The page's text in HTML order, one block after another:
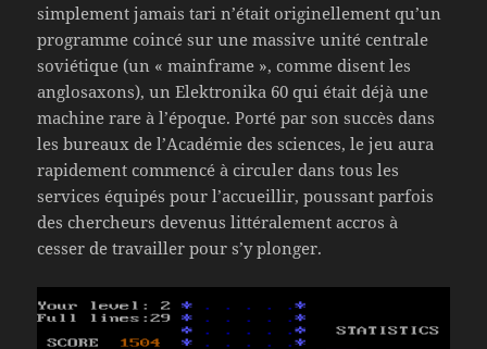
simplement jamais tari n’était originellement qu’un
programme coincé sur une massive unité centrale
soviétique (un « mainframe », comme disent les
anglosaxons), un Elektronika 60 qui était déjà une
machine rare à l’époque. Porté par son succès dans
les bureaux de l’Académie des sciences, le jeu aura
rapidement commencé à circuler dans tous les
services équipés pour l’accueillir, poussant parfois
des chercheurs devenus littéralement accros à
cesser de travailler pour s’y plonger.